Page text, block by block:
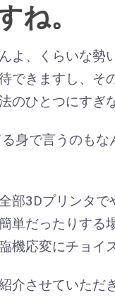
ね。
、くらいな勢
きますし、そ
ひとつにすぎ
身で言うのもな
3Dプリンタで
だったりする
応変にチョイ
させていただ